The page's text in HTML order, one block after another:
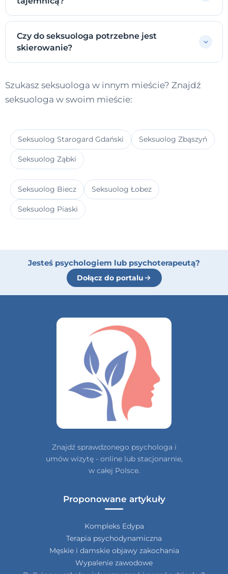
Czy do seksuologa potrzebne jest
skierowanie?
Szukasz seksuologa w innym mieście? Znajdź
seksuologa w swoim mieście:
Seksuolog Starogard Gdański Seksuolog Zbąszyń
Seksuolog Ząbki
Seksuolog Biecz Seksuolog Łobez
Seksuolog Piaski
Jesteś psychologiem lub psychoterapeutą?
Dołącz do portalu
Znajdź sprawdzonego psychologa i
umów wizytę - online lub stacjonarnie,
w całej Polsce.
Proponowane artykuły
Kompleks Edypa
Terapia psychodynamiczna
Męskie i damskie objawy zakochania
Wypalenie zawodowe